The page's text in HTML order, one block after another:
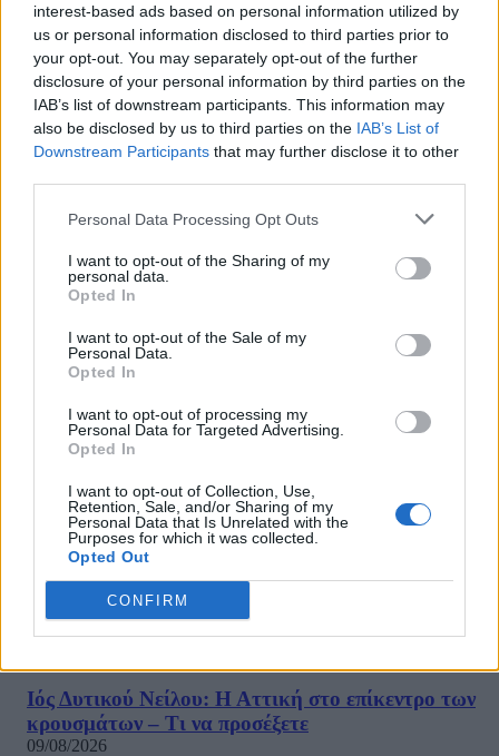
interest-based ads based on personal information utilized by
us or personal information disclosed to third parties prior to
your opt-out. You may separately opt-out of the further
disclosure of your personal information by third parties on the
IAB’s list of downstream participants. This information may
also be disclosed by us to third parties on the IAB’s List of
Downstream Participants that may further disclose it to other
Personal Data Processing Opt Outs
I want to opt-out of the Sharing of my
personal data.
Opted In
I want to opt-out of the Sale of my
Personal Data.
Opted In
I want to opt-out of processing my
Personal Data for Targeted Advertising.
Opted In
I want to opt-out of Collection, Use,
Retention, Sale, and/or Sharing of my
Personal Data that Is Unrelated with the
Purposes for which it was collected.
Opted Out
CONFIRM
Μετά το BBC και η Deutsche Welle
ανακαλύπτει “μακεδονική μειονότητα” στην
12/04/2019
Η Deutsche Welle, μετά το BBC, σε άρθρο της κάνει λόγο για
σλαβομακεδονική μεινότητα στην Ελλάδα με αφορμή τη δικαστική
ιστοσελίδα της Πανελλήνιας Ομοσπονδίας Πολιτιστικών
Συλλόγων Μακεδόνων αναφέρεται ότι την Τρίτη 9 Απριλίου
Σελίδα 1 από 2
ΡΟΗ ΕΙΔΗΣΕΩΝ
Βρετανία: Σχέδιο για βασιλική κηδεία του Άντριου
παρά το σκάνδαλο – Έντονες αντιδράσεις
Ιός Δυτικού Νείλου: Η Αττική στο επίκεντρο των
κρουσμάτων – Τι να προσέξετε
09/08/2026